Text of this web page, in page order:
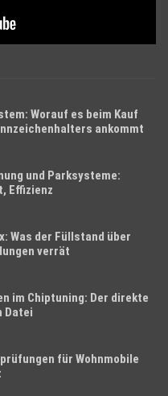
Worauf es beim Kauf
ankommt
und Parksysteme:
Effizienz
Was der Füllstand über
verrät
im Chiptuning: Der direkte
Datei
für Wohnmobile